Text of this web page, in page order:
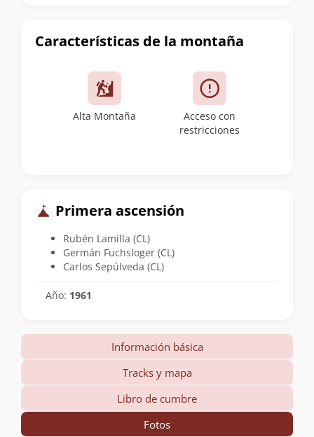
Características de la montaña
Alta Montaña
Acceso con
restricciones
Primera ascensión
Rubén Lamilla (CL)
Germán Fuchsloger (CL)
Carlos Sepúlveda (CL)
Año: 1961
Información básica
Tracks y mapa
Libro de cumbre
Fotos